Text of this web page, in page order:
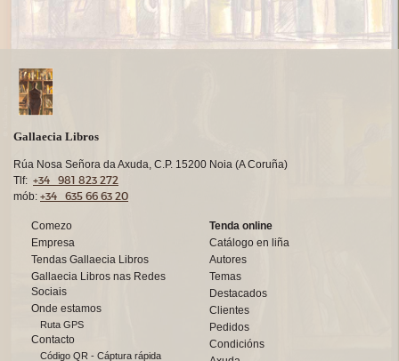
Gallaecia Libros
Rúa Nosa Señora da Axuda, C.P. 15200 Noia (A Coruña)
Tlf: +34 981 823 272
mób: +34 635 66 63 20
Comezo
Empresa
Tendas Gallaecia Libros
Gallaecia Libros nas Redes
Sociais
Onde estamos
Ruta GPS
Contacto
Código QR - Cáptura rápida
Tenda online
Catálogo en liña
Autores
Temas
Destacados
Clientes
Pedidos
Condicións